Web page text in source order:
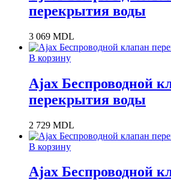
перекрытия воды
3 069 MDL
В корзину
Ajax Беспроводной
перекрытия воды
2 729 MDL
В корзину
Ajax Беспроводной